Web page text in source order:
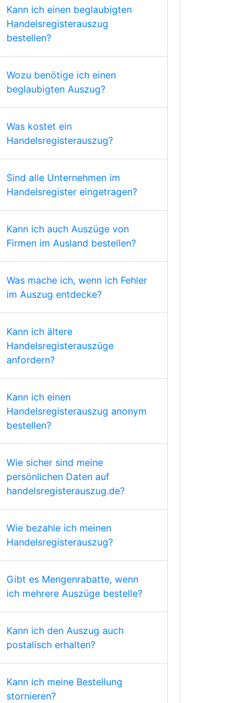
Kann ich einen beglaubigten
Handelsregisterauszug
bestellen?
Wozu benötige ich einen
beglaubigten Auszug?
Was kostet ein
Handelsregisterauszug?
Sind alle Unternehmen im
Handelsregister eingetragen?
Kann ich auch Auszüge von
Firmen im Ausland bestellen?
Was mache ich, wenn ich Fehler
im Auszug entdecke?
Kann ich ältere
Handelsregisterauszüge
anfordern?
Kann ich einen
Handelsregisterauszug anonym
bestellen?
Wie sicher sind meine
persönlichen Daten auf
handelsregisterauszug.de?
Wie bezahle ich meinen
Handelsregisterauszug?
Gibt es Mengenrabatte, wenn
ich mehrere Auszüge bestelle?
Kann ich den Auszug auch
postalisch erhalten?
Kann ich meine Bestellung
stornieren?